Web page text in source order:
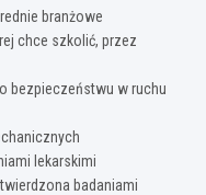
branżowe
chce szkolić, przez
bezpieczeństwu w ruchu
lekarskimi
badaniami